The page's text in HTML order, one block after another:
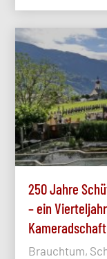
250 Jahre
– ein
Brauchtum,